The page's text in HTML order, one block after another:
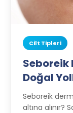
Cilt Tipleri
Seboreik
Doğal
Seboreik
altına alınır?